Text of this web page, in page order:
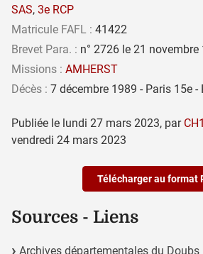
SAS, 3e RCP
Matricule FAFL : 41422
Brevet Para. : n° 2726 le 21
Missions : AMHERST
Décès : 7 décembre 1989 - Paris 15e -
Publiée le lundi 27 mars 2023, par
vendredi 24 mars 2023
Télécharger au format
Sources - Liens
Archives départementales du Doubs